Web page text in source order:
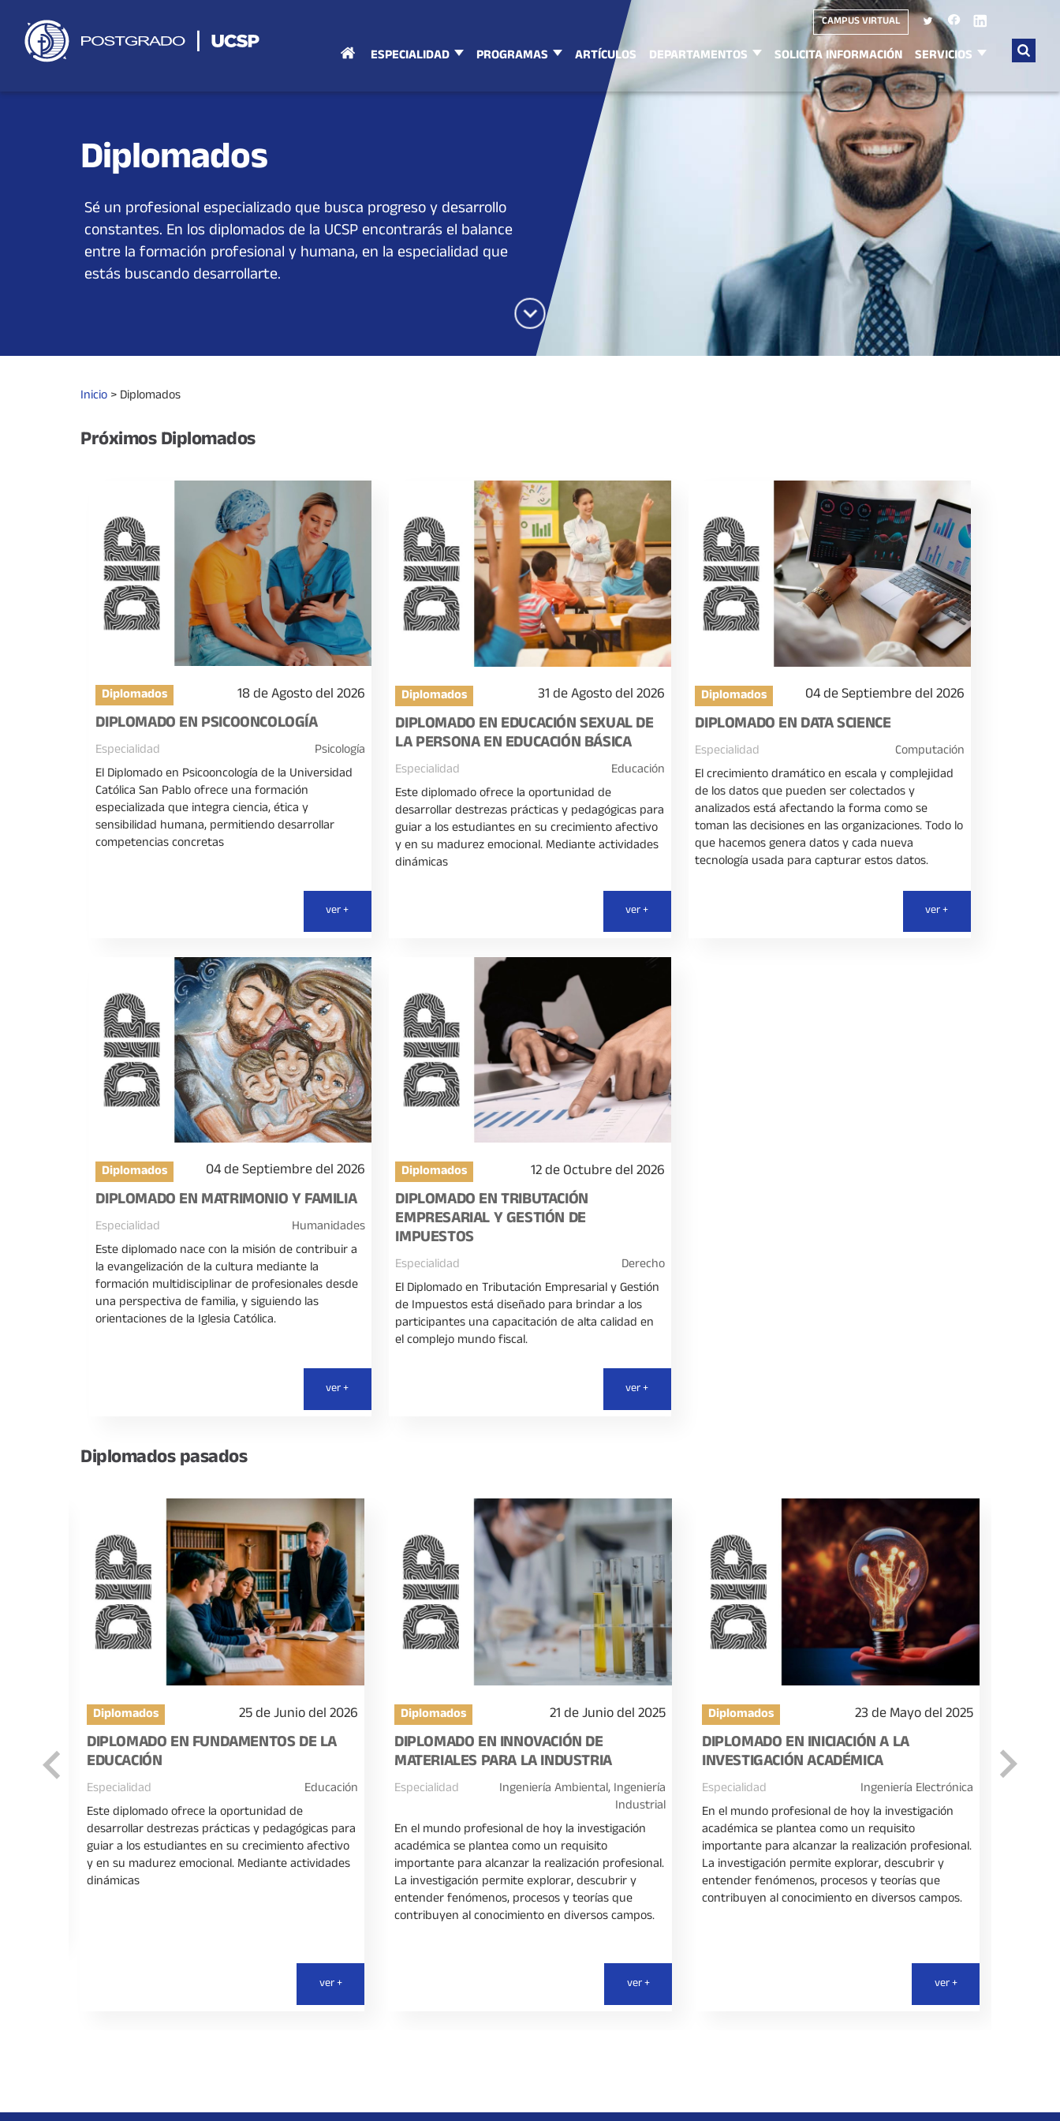
contenido
CAMPUS VIRTUAL
ESPECIALIDAD PROGRAMAS ARTÍCULOS DEPARTAMENTOS SOLICITA INFORMACIÓN SERVICIOS
por:
Diplomados
Sé un profesional especializado que busca progreso y desarrollo
constantes. En los diplomados de la UCSP encontrarás el balance
entre la formación profesional y humana, en la especialidad que
estás buscando desarrollarte.
Inicio>Diplomados
PróximosDiplomados
Diplomados 18 de Agosto del 2026
DIPLOMADO EN PSICOONCOLOGÍA
Especialidad
Psicología
El Diplomado en Psicooncología de la Universidad
Católica San Pablo ofrece una formación
especializada que integra ciencia, ética y
sensibilidad humana, permitiendo desarrollar
competencias concretas
ver +
Diplomados 31 de Agosto del 2026
DIPLOMADO EN EDUCACIÓN SEXUAL DE
LA PERSONA EN EDUCACIÓN BÁSICA
Especialidad
Educación
Este diplomado ofrece la oportunidad de
desarrollar destrezas prácticas y pedagógicas para
guiar a los estudiantes en su crecimiento afectivo
y en su madurez emocional. Mediante actividades
dinámicas
ver +
Diplomados 04 de Septiembre del 2026
DIPLOMADO EN DATA SCIENCE
Especialidad
Computación
El crecimiento dramático en escala y complejidad
de los datos que pueden ser colectados y
analizados está afectando la forma como se
toman las decisiones en las organizaciones. Todo lo
que hacemos genera datos y cada nueva
tecnología usada para capturar estos datos.
ver +
Diplomados 04 de Septiembre del 2026
DIPLOMADO EN MATRIMONIO Y FAMILIA
Especialidad
Humanidades
Este diplomado nace con la misión de contribuir a
la evangelización de la cultura mediante la
formación multidisciplinar de profesionales desde
una perspectiva de familia, y siguiendo las
orientaciones de la Iglesia Católica.
ver +
Diplomados 12 de Octubre del 2026
DIPLOMADO EN TRIBUTACIÓN
EMPRESARIAL Y GESTIÓN DE
IMPUESTOS
Especialidad
Derecho
El Diplomado en Tributación Empresarial y Gestión
de Impuestos está diseñado para brindar a los
participantes una capacitación de alta calidad en
el complejo mundo fiscal.
ver +
Diplomadospasados
Pública
Diplomados 25 de Junio del 2026
DIPLOMADO EN FUNDAMENTOS DE LA
EDUCACIÓN
Especialidad
Educación
Este diplomado ofrece la oportunidad de
desarrollar destrezas prácticas y pedagógicas para
guiar a los estudiantes en su crecimiento afectivo
y en su madurez emocional. Mediante actividades
dinámicas
ver +
Diplomados 21 de Junio del 2025
DIPLOMADO EN INNOVACIÓN DE
MATERIALES PARA LA INDUSTRIA
Especialidad
Ingeniería Ambiental, Ingeniería
Industrial
En el mundo profesional de hoy la investigación
académica se plantea como un requisito
importante para alcanzar la realización profesional.
La investigación permite explorar, descubrir y
entender fenómenos, procesos y teorías que
contribuyen al conocimiento en diversos campos.
ver +
Diplomados 23 de Mayo del 2025
DIPLOMADO EN INICIACIÓN A LA
INVESTIGACIÓN ACADÉMICA
Especialidad
Ingeniería Electrónica
En el mundo profesional de hoy la investigación
académica se plantea como un requisito
importante para alcanzar la realización profesional.
La investigación permite explorar, descubrir y
entender fenómenos, procesos y teorías que
contribuyen al conocimiento en diversos campos.
ver +